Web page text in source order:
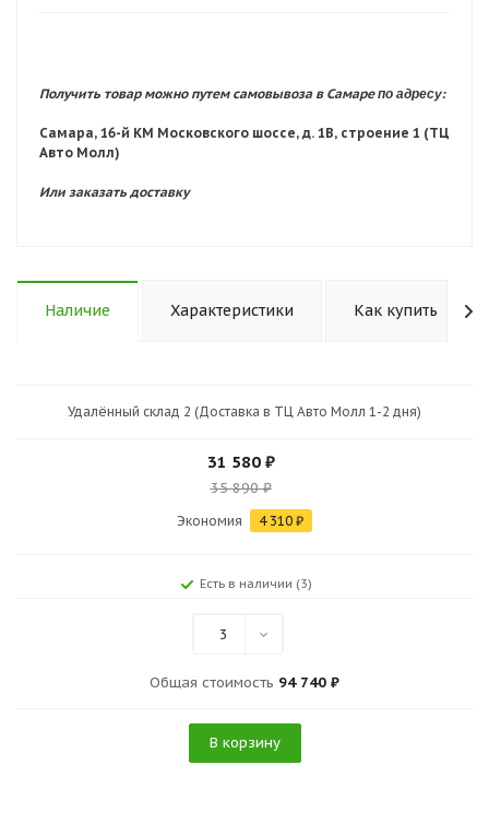
Получить товар можно путем самовывоза в Самарепо адресу:
Самара, 16-й КМ Московского шоссе, д. 1В, строение 1 (ТЦ
Авто Молл)
Или заказать доставку
Наличие Характеристики Как купить
Удалённый склад 2 (Доставка в ТЦ Авто Молл 1-2 дня)
31 580₽
35 890₽
Экономия 4 310 ₽
Есть в наличии (3)
3
Общая стоимость 94 740 ₽
В корзину